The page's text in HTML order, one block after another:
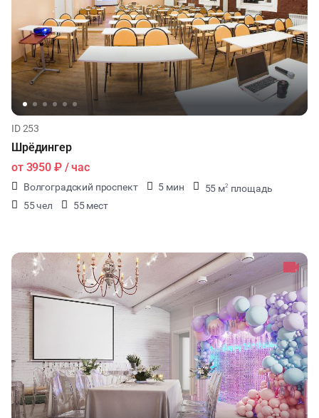
ID 253
Шрёдингер
от 3950 ₽/ час
Волгоградский проспект 5 мин 55 м2 площадь
55 чел
55 мест